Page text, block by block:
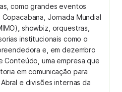
como grandes eventos
Copacabana, Jornada Mundial
showbiz, orquestras,
institucionais como o
e, em dezembro
Conteúdo, uma empresa que
em comunicação para
e divisões internas da